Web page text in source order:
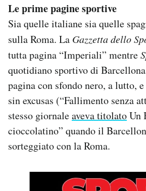
Le prime pagine sportive
Sia quelle italiane sia quelle
sulla Roma. La Gazzetta dello
tutta pagina “Imperiali” mentre
quotidiano sportivo di
pagina con sfondo nero, a lutto,
sin excusas (“Fallimento senza
stesso giornaleaveva titolatoUn
cioccolatino” quando il
sorteggiato con la Roma.